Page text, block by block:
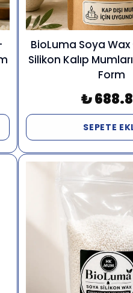
BioLuma Soya Wax
Silikon Kalıp
Form
₺
SEPETE